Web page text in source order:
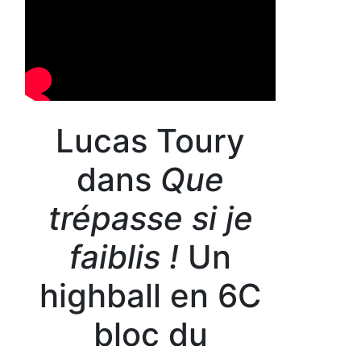
Lucas Toury
dans Que
trépasse si je
faiblis ! Un
highball en 6C
bloc du